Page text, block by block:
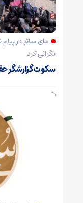
مای ساتو در
نگرانی کرد
سکوت گزارشگر